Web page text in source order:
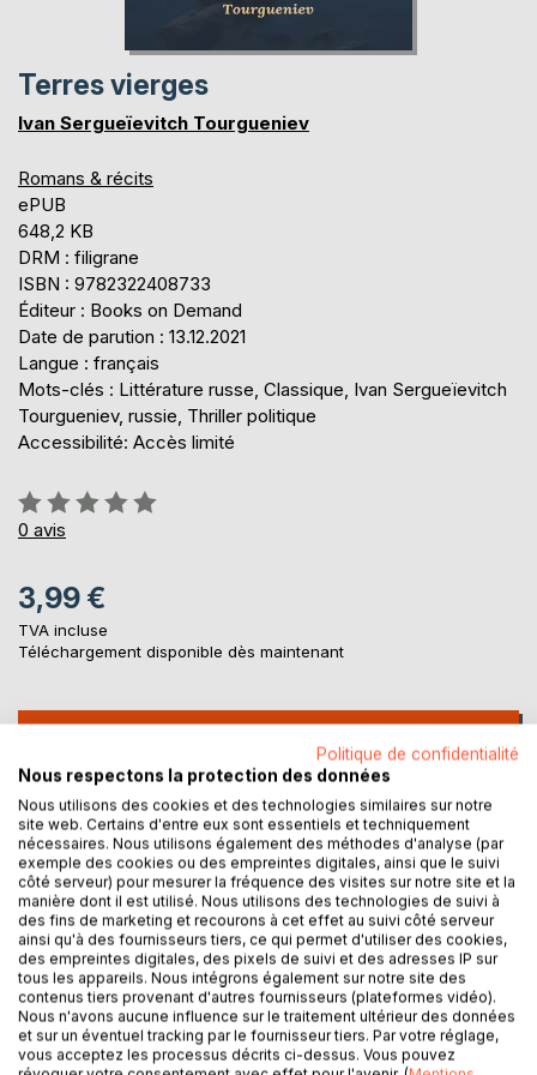
Terres vierges
Ivan Sergueïevitch Tourgueniev
Romans & récits
ePUB
648,2 KB
DRM : filigrane
ISBN : 9782322408733
Éditeur : Books on Demand
Date de parution : 13.12.2021
Langue : français
Mots-clés : Littérature russe, Classique, Ivan Sergueïevitch
Tourgueniev, russie, Thriller politique
Accessibilité: Accès limité
Évaluation:
0%
0 avis
3,99 €
TVA incluse
Téléchargement disponible dès maintenant
Ajouter à ma liste d'envies
Laisser un avis
DESCRIPTION
Politique de confidentialité
Nous respectons la protection des données
Nous utilisons des cookies et des technologies similaires sur notre
site web. Certains d'entre eux sont essentiels et techniquement
nécessaires. Nous utilisons également des méthodes d'analyse (par
exemple des cookies ou des empreintes digitales, ainsi que le suivi
côté serveur) pour mesurer la fréquence des visites sur notre site et la
manière dont il est utilisé. Nous utilisons des technologies de suivi à
des fins de marketing et recourons à cet effet au suivi côté serveur
ainsi qu'à des fournisseurs tiers, ce qui permet d'utiliser des cookies,
des empreintes digitales, des pixels de suivi et des adresses IP sur
tous les appareils. Nous intégrons également sur notre site des
contenus tiers provenant d'autres fournisseurs (plateformes vidéo).
Nous n'avons aucune influence sur le traitement ultérieur des données
et sur un éventuel tracking par le fournisseur tiers. Par votre réglage,
vous acceptez les processus décrits ci-dessus. Vous pouvez